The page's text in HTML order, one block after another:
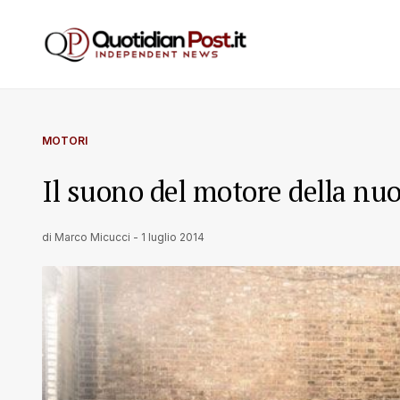
MOTORI
Il suono del motore della
di Marco Micucci - 1 luglio 2014